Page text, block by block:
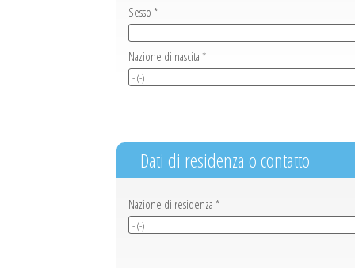
Sesso *
Nazione di nascita *
Dati di residenza o contatto
Nazione di residenza *